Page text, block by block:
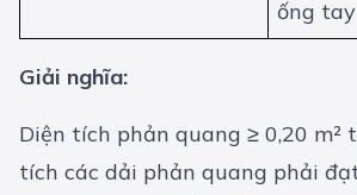
ống
Giải nghĩa:
Diện tích phản quang ≥ 0,20 m²
tích các dải phản quang phải